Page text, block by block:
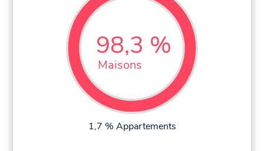
98,3 %
Maisons
1,7 % Appartements